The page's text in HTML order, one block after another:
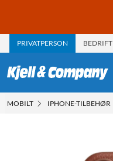
PRIVATPERSON BEDRIFT
MOBILT IPHONE-TILBEHØR